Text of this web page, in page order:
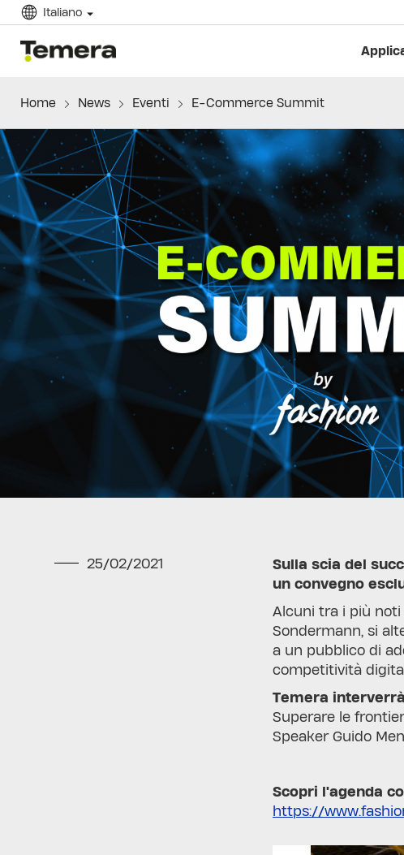
Italiano
temera
Home News Eventi E-Commerce Summit
25/02/2021
Sulla scia del
un convegno
Alcuni tra i più noti
Sondermann, si
a un pubblico di
competitività
Temera
Superare le
Speaker Guido
Scopri l'agenda
https://